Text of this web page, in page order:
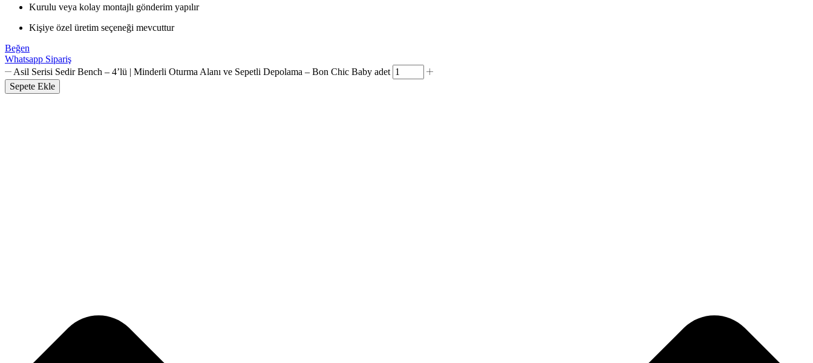
Kurulu veya kolay montajlı gönderim yapılır
Kişiye özel üretim seçeneği mevcuttur
Beğen
Whatsapp Sipariş
Asil Serisi Sedir Bench – 4’lü | Minderli Oturma Alanı ve Sepetli Depolama – Bon Chic Baby adet
Sepete Ekle